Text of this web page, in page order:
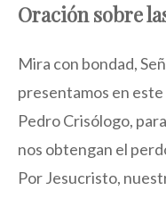
Oración sobre
Mira con bondad,
presentamos en
Pedro Crisólogo,
nos obtengan el
Por Jesucristo,